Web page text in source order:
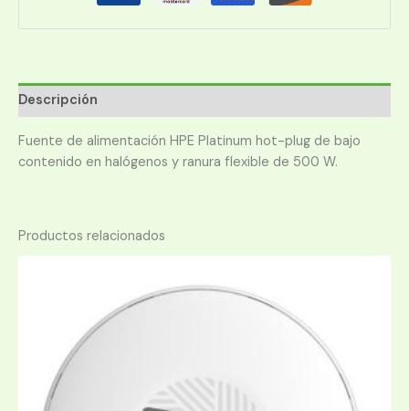
B21)
Descripción
Fuente de alimentación HPE Platinum hot-plug de bajo
contenido en halógenos y ranura flexible de 500 W.
Productos relacionados